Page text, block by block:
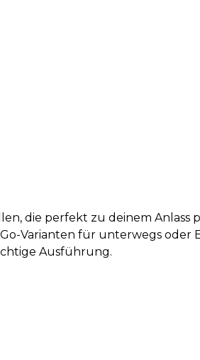
die perfekt zu deinem Anlass
Varianten für unterwegs
Ausführung.